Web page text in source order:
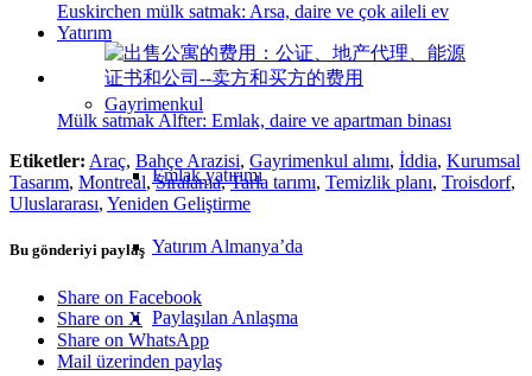
Yatırım
Gayrimenkul
Emlak yatırımı
Yatırım Almanya’da
Paylaşılan Anlaşma
Euskirchen mülk satmak: Arsa, daire ve çok aileli ev
Mülk satmak Alfter: Emlak, daire ve apartman binası
Etiketler: Araç, Bahçe Arazisi, Gayrimenkul alımı, İddia, Kurumsal
Tasarım, Montreal,Sıralama,Tarla tarımı, Temizlik planı, Troisdorf,
Uluslararası, Yeniden Geliştirme
Bu gönderiyi paylaş
Share on Facebook
Share on X
Share on WhatsApp
Mail üzerinden paylaş